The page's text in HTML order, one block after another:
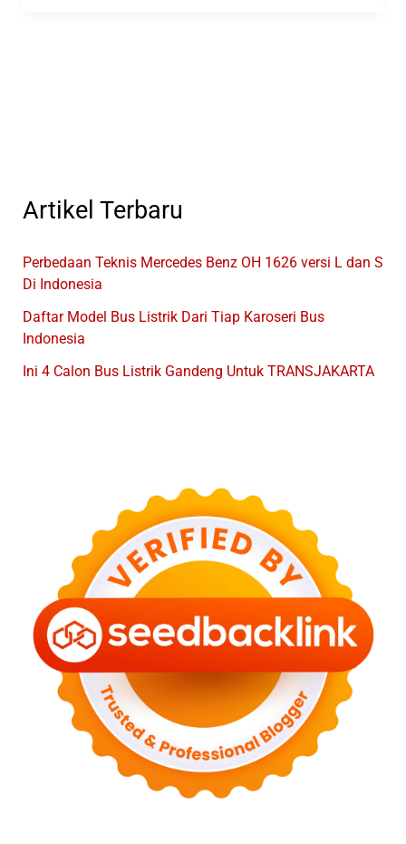
Artikel Terbaru
Perbedaan Teknis Mercedes Benz OH 1626 versi L dan S
Di Indonesia
Daftar Model Bus Listrik Dari Tiap Karoseri Bus
Indonesia
Ini 4 Calon Bus Listrik Gandeng Untuk TRANSJAKARTA